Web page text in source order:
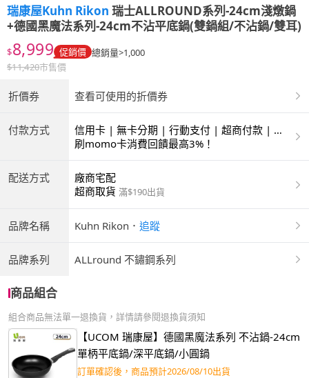
瑞康屋Kuhn Rikon 瑞士ALLROUND系列-24cm淺燉鍋
+德國黑魔法系列-24cm不沾平底鍋(雙鍋組/不沾鍋/雙耳)
$8,999 促銷價 總銷量>1,000
$11,420市售價
折價券 查看可使用的折價券
付款方式
信用卡 | 無卡分期 | 行動支付 | 超商付款 | 銀
聯卡
刷momo卡消費回饋最高3%！
配送方式
廠商宅配
超商取貨 滿$190出貨
品牌名稱 Kuhn Rikon ． 追蹤
品牌系列 ALLround 不鏽鋼系列
商品組合
組合商品無法單一退換貨，詳情請參閱退換貨須知
【UCOM 瑞康屋】德國黑魔法系列 不沾鍋-24cm
單柄平底鍋/深平底鍋/小圓鍋
訂單確認後，商品預計2026/08/10出貨